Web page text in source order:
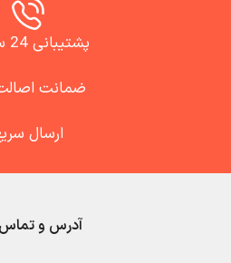
پشتیبانی 24 ساعته
ضمانت
ارسال
آدرس و تماس